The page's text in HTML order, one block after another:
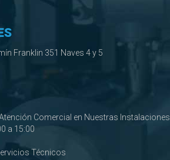
Franklin 351 Naves 4 y 5
Comercial en Nuestras Instalaciones
a 15:00
Técnicos